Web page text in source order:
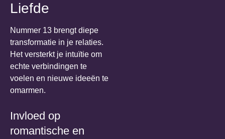
Liefde
Nummer 13 brengt diepe
transformatie in je relaties.
Het versterkt je intuïtie om
echte verbindingen te
voelen en nieuwe ideeën te
omarmen.
Invloed op
romantische en